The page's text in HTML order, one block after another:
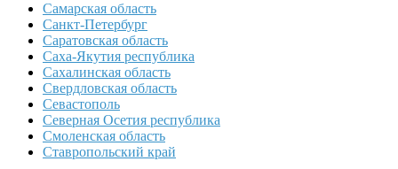
Самарская область
Санкт-Петербург
Саратовская область
Саха-Якутия республика
Сахалинская область
Свердловская область
Севастополь
Северная Осетия республика
Смоленская область
Ставропольский край